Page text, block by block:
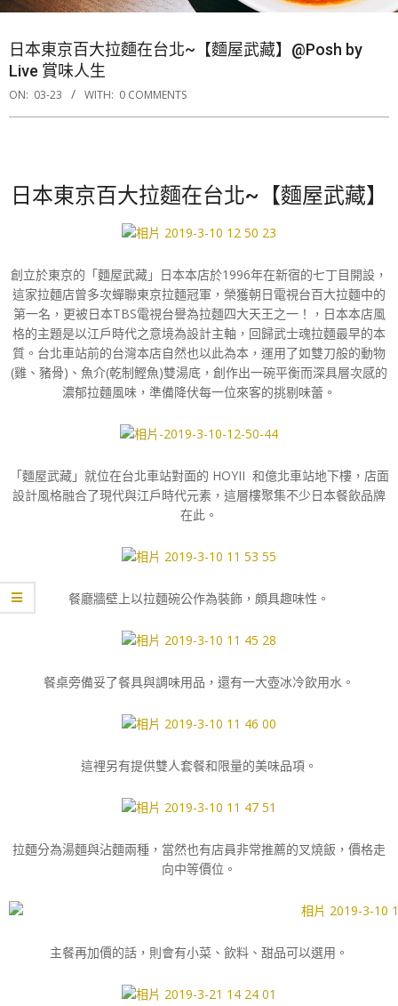
日本東京百大拉麵在台北~【麵屋武藏】@Posh by
Live 賞味人生
ON: 03-23 WITH: 0 COMMENTS
日本東京百大拉麵在台北~【麵屋武藏】
創立於東京的「麵屋武藏」日本本店於1996年在新宿的七丁目開設，
這家拉麵店曾多次蟬聯東京拉麵冠軍，榮獲朝日電視台百大拉麵中的
第一名，更被日本TBS電視台譽為拉麵四大天王之一！，日本本店風
格的主題是以江戶時代之意境為設計主軸，回歸武士魂拉麵最早的本
質。台北車站前的台灣本店自然也以此為本，運用了如雙刀般的動物
(雞、豬骨)、魚介(乾制鰹魚)雙湯底，創作出一碗平衡而深具層次感的
濃郁拉麵風味，準備降伏每一位來客的挑剔味蕾。
「麵屋武藏」就位在台北車站對面的 HOYII 和億北車站地下樓，店面
設計風格融合了現代與江戶時代元素，這層樓聚集不少日本餐飲品牌
在此。
餐廳牆壁上以拉麵碗公作為裝飾，頗具趣味性。
餐桌旁備妥了餐具與調味用品，還有一大壺冰冷飲用水。
這裡另有提供雙人套餐和限量的美味品項。
拉麵分為湯麵與沾麵兩種，當然也有店員非常推薦的叉燒飯，價格走
向中等價位。
主餐再加價的話，則會有小菜、飲料、甜品可以選用。